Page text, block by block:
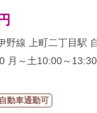
野線 上町二丁目駅
月～土10:00～
自動車通勤可